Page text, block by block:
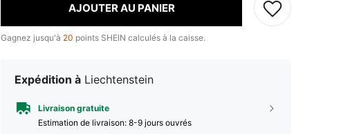
AJOUTER AU PANIER
Gagnez jusqu'à 20 points SHEIN calculés à la caisse.
Expédition à Liechtenstein
Livraison gratuite
Estimation de livraison: 8-9 jours ouvrés